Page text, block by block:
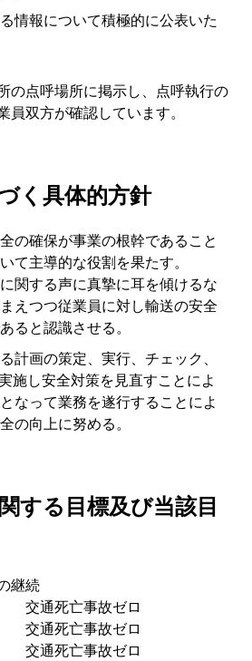
情報について積極的に公表いた
の点呼場所に掲示し、点呼執行の
双方が確認しています。
く具体的方針
の確保が事業の根幹であること
て主導的な役割を果たす。
関する声に真摯に耳を傾けるな
えつつ従業員に対し輸送の安全
ると認識させる。
計画の策定、実行、チェック、
施し安全対策を見直すことによ
なって業務を遂行することによ
の向上に努める。
する目標及び当該目
継続
通死亡事故ゼロ
通死亡事故ゼロ
通死亡事故ゼロ